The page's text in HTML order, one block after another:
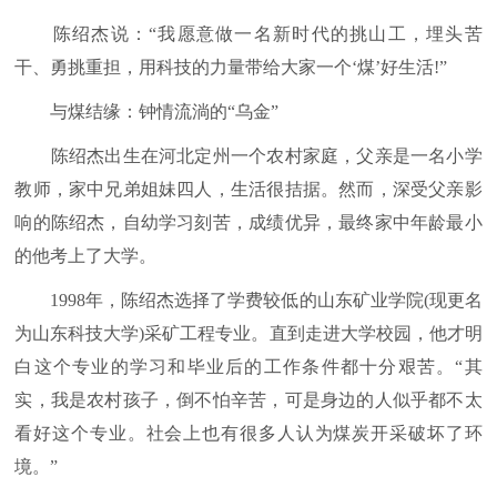
陈绍杰说：“我愿意做一名新时代的挑山工，埋头苦
干、勇挑重担，用科技的力量带给大家一个‘煤’好生活!”
与煤结缘：钟情流淌的“乌金”
陈绍杰出生在河北定州一个农村家庭，父亲是一名小学
教师，家中兄弟姐妹四人，生活很拮据。然而，深受父亲影
响的陈绍杰，自幼学习刻苦，成绩优异，最终家中年龄最小
的他考上了大学。
1998年，陈绍杰选择了学费较低的山东矿业学院(现更名
为山东科技大学)采矿工程专业。直到走进大学校园，他才明
白这个专业的学习和毕业后的工作条件都十分艰苦。“其
实，我是农村孩子，倒不怕辛苦，可是身边的人似乎都不太
看好这个专业。社会上也有很多人认为煤炭开采破坏了环
境。”